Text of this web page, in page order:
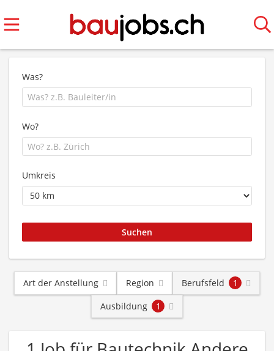
Was?
Wo?
Umkreis
Art der Anstellung Region Berufsfeld
1
Ausbildung
1